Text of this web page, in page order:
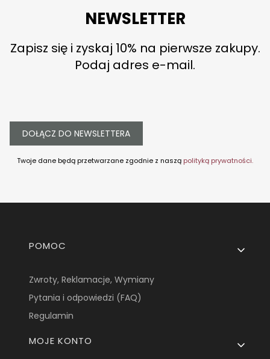
NEWSLETTER
Zapisz się i zyskaj 10% na pierwsze zakupy.
Podaj adres e-mail.
DOŁĄCZ DO NEWSLETTERA
Twoje dane będą przetwarzane zgodnie z naszą polityką prywatności.
Linki w stopce
POMOC
Zwroty, Reklamacje, Wymiany
Pytania i odpowiedzi (FAQ)
Regulamin
MOJE KONTO